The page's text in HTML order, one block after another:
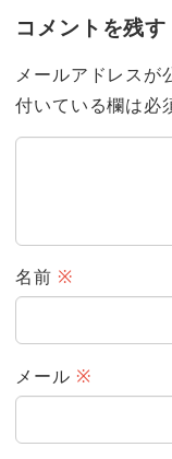
コメントを残す
メールアドレスが
付いている欄は必
名前 ※
メール ※